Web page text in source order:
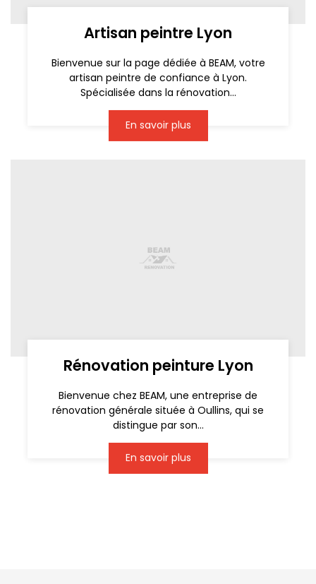
Artisan peintre Lyon
Bienvenue sur la page dédiée à BEAM, votre
artisan peintre de confiance à Lyon.
Spécialisée dans la rénovation...
En savoir plus
Rénovation peinture Lyon
Bienvenue chez BEAM, une entreprise de
rénovation générale située à Oullins, qui se
distingue par son...
En savoir plus